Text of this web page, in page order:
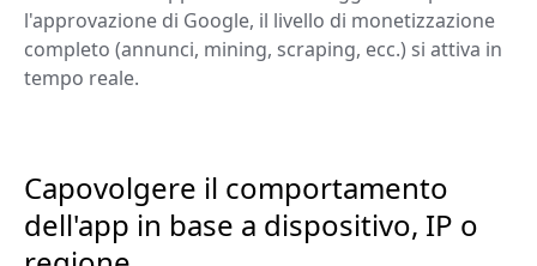
l'approvazione di Google, il livello di monetizzazione
completo (annunci, mining, scraping, ecc.) si attiva in
tempo reale.
Capovolgere il comportamento
dell'app in base a dispositivo, IP o